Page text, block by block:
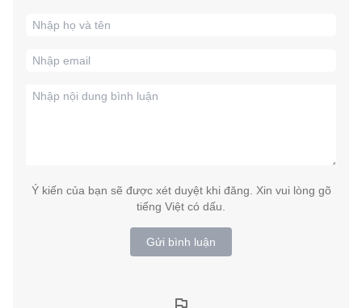
Ý kiến của bạn sẽ được xét duyệt khi đăng. Xin vui lòng gõ
tiếng Việt có dấu.
Gửi bình luận